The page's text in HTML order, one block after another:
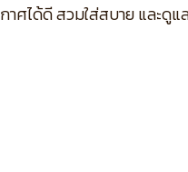
าศได้ดี สวมใส่สบาย และดูแ